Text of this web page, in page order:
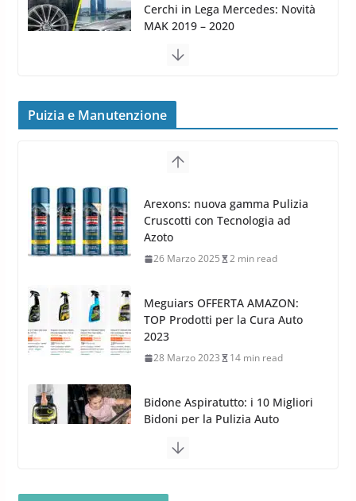
MAK FIVESTAR (2019)
24 Luglio 2019 1 min read
8 Aprile 2026 7 min read
l’acquisizione di Reedijk
3 Dicembre 2024 3 min read
Puizia e Manutenzione
Meguiars OFFERTA AMAZON:
TOP Prodotti per la Cura Auto
2023
28 Marzo 2023 14 min read
Bidone Aspiratutto: i 10 Migliori
Bidoni per la Pulizia Auto
6 Maggio 2022
Gun per la tua Idropulitrice?
5 Maggio 2022 2 min read